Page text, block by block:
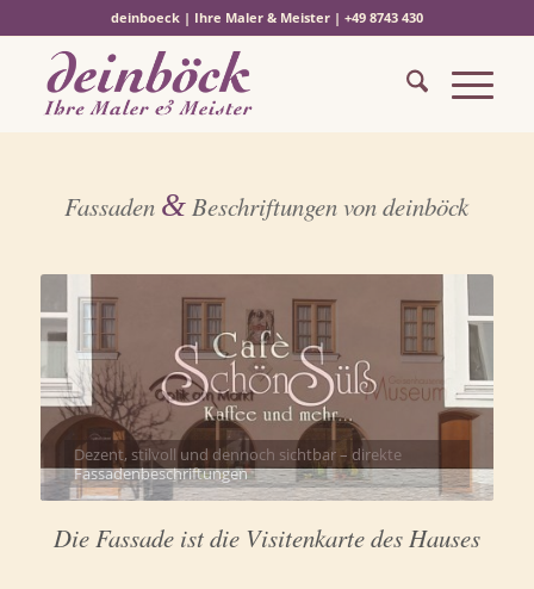
deinboeck | Ihre Maler & Meister | +49 8743 430
Fassaden &Beschriftungen von deinböck
Die Fassade ist die Visitenkarte des Hauses